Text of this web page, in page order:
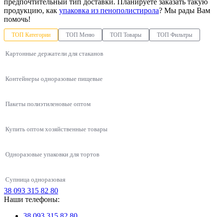
предпочтительный тип доставки. Планируете заказать такую
продукцию, как упаковка из пенополистирола? Мы рады Вам
помочь!
ТОП Категории ТОП Меню ТОП Товары ТОП Фильтры
Картонные держатели для стаканов
Контейнеры одноразовые пищевые
Пакеты полиэтиленовые оптом
Купить оптом хозяйственные товары
Одноразовые упаковки для тортов
Супница одноразовая
Лоток вспененный полистирол
Упаковки для азиатской кухни
Одноразовые контейнеры
Контейнер для гарниров плотный ПП-118 на 500 мл РОЗНИЦА
Пластиковые коробки для торта 2250мл из полистирола
38 093 315 82 80
Наши телефоны: